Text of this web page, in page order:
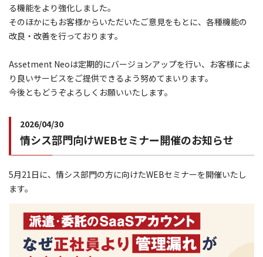
る機能をより強化しました。
そのほかにもお客様からいただいたご意見をもとに、各種機能の
改良・改善を行っております。
Assetment Neoは定期的にバージョンアップを行い、お客様によ
り良いサービスをご提供できるよう努めてまいります。
今後ともどうぞよろしくお願いいたします。
2026/04/30
情シス部門向けWEBセミナー開催のお知らせ
5月21日に、情シス部門の方に向けたWEBセミナーを開催いたし
ます。